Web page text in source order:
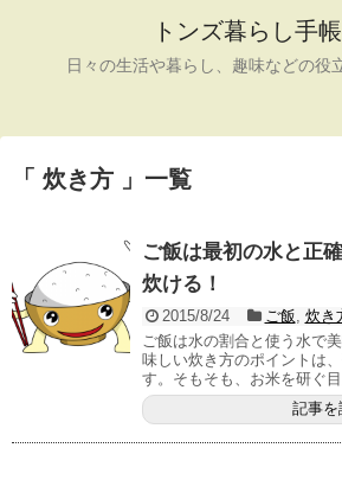
トンズ暮らし手帳
日々の生活や暮らし、趣味などの役
「 炊き方 」一覧
ご飯は最初の水と正
炊ける！
2015/8/24 ご飯 炊き
ご飯は水の割合と使う水で
味しい炊き方のポイントは
す。そもそも、お米を研ぐ
記事を